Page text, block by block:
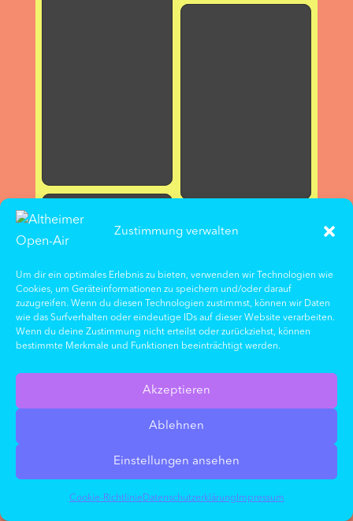
Zustimmung verwalten
Um dir ein optimales Erlebnis zu bieten, verwenden wir Technologien wie
Cookies, um Geräteinformationen zu speichern und/oder darauf
zuzugreifen. Wenn du diesen Technologien zustimmst, können wir Daten
wie das Surfverhalten oder eindeutige IDs auf dieser Website verarbeiten.
Wenn du deine Zustimmung nicht erteilst oder zurückziehst, können
bestimmte Merkmale und Funktionen beeinträchtigt werden.
Akzeptieren
Ablehnen
Einstellungen ansehen
Cookie-Richtlinie Datenschutz­erklärung Impressum